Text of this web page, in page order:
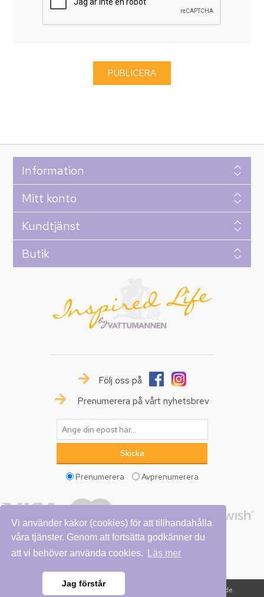
Vi använder kakor (cookies) för att tillhandahålla
våra tjänster. Genom att fortsätta godkänner du
att vi behöver använda cookies.
Läs mer
Jag förstår
Information
Mitt konto
Kundtjänst
Butik
Följ oss på
Prenumerera på vårt nyhetsbrev
Prenumerera Avprenumerera
Copyright © 2026 Vattumannen. Alla rättigheter reserverade.